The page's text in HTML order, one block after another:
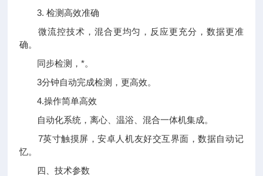
3. 检测高效准确
微流控技术，混合更均匀，反应更充分，数据更准
确。
同步检测，*。
3分钟自动完成检测，更高效。
4.操作简单高效
自动化系统，离心、温浴、混合一体机集成。
7英寸触摸屏，安卓人机友好交互界面，数据自动记
忆。
四、技术参数